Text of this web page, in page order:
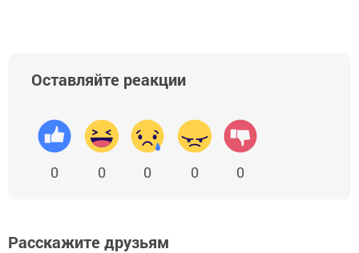
Оставляйте реакции
0 0 0 0 0
Расскажите друзьям